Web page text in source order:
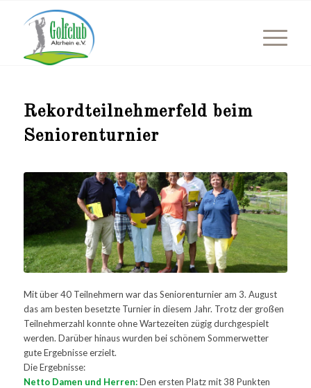
Rekordteilnehmerfeld beim
Seniorenturnier
Mit über 40 Teilnehmern war das Seniorenturnier am 3. August
das am besten besetzte Turnier in diesem Jahr. Trotz der großen
Teilnehmerzahl konnte ohne Wartezeiten zügig durchgespielt
werden. Darüber hinaus wurden bei schönem Sommerwetter
gute Ergebnisse erzielt.
Die Ergebnisse:
Netto Damen und Herren:Den ersten Platz mit 38 Punkten